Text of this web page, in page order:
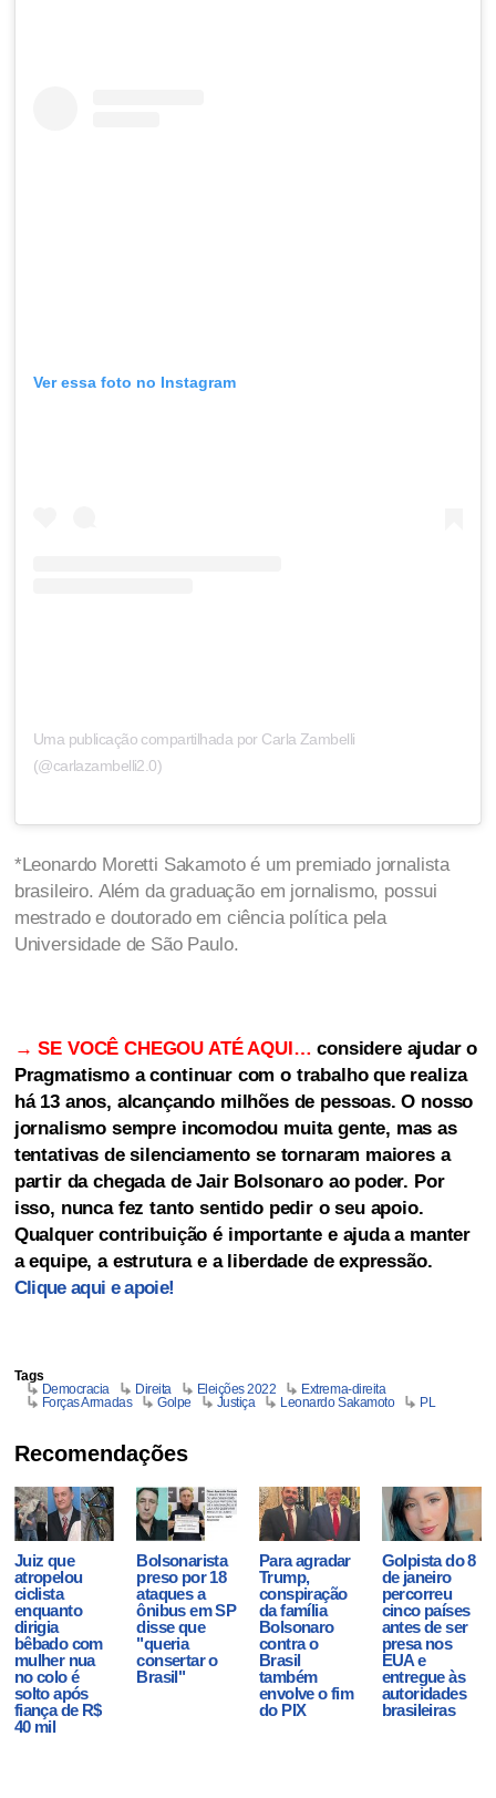
Ver essa foto no Instagram
Uma publicação compartilhada por Carla Zambelli
(@carlazambelli2.0)
*Leonardo Moretti Sakamoto é um premiado jornalista
brasileiro. Além da graduação em jornalismo, possui
mestrado e doutorado em ciência política pela
Universidade de São Paulo.
→ SE VOCÊ CHEGOU ATÉ AQUI… considere ajudar o
Pragmatismo a continuar com o trabalho que realiza
há 13 anos, alcançando milhões de pessoas. O nosso
jornalismo sempre incomodou muita gente, mas as
tentativas de silenciamento se tornaram maiores a
partir da chegada de Jair Bolsonaro ao poder. Por
isso, nunca fez tanto sentido pedir o seu apoio.
Qualquer contribuição é importante e ajuda a manter
a equipe, a estrutura e a liberdade de expressão.
Clique aqui e apoie!
Tags
Democracia
Direita Eleições 2022
Extrema-direita
Forças Armadas
Golpe Justiça Leonardo Sakamoto PL
Recomendações
Juiz que
atropelou
ciclista
enquanto
dirigia
bêbado com
mulher nua
no colo é
solto após
fiança de R$
40 mil
Bolsonarista
preso por 18
ataques a
ônibus em SP
disse que
"queria
consertar o
Brasil"
Para agradar
Trump,
conspiração
da família
Bolsonaro
contra o
Brasil
também
envolve o fim
do PIX
Golpista do 8
de janeiro
percorreu
cinco países
antes de ser
presa nos
EUA e
entregue às
autoridades
brasileiras